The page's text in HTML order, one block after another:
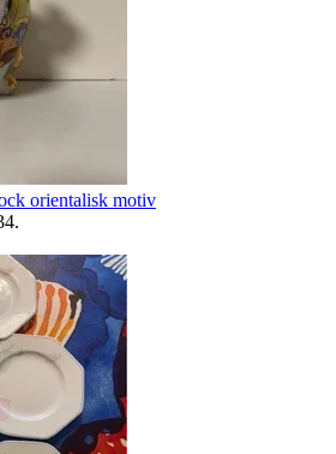
orientalisk motiv
.